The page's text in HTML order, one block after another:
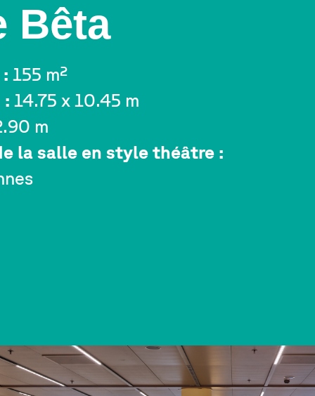
Bêta
155 m²
: 14.75 x 10.45 m
m
la salle en style théâtre :